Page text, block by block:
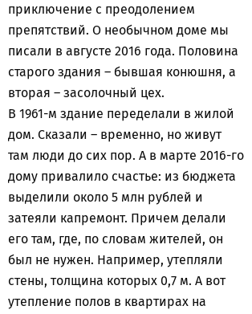
приключение с преодолением
препятствий. О необычном доме мы
писали в августе 2016 года. Половина
старого здания – бывшая конюшня, а
вторая – засолочный цех.
В 1961-м здание переделали в жилой
дом. Сказали – временно, но живут
там люди до сих пор. А в марте 2016-го
дому привалило счастье: из бюджета
выделили около 5 млн рублей и
затеяли капремонт. Причем делали
его там, где, по словам жителей, он
был не нужен. Например, утепляли
стены, толщина которых 0,7 м. А вот
утепление полов в квартирах на